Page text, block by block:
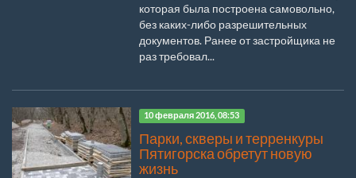
которая была построена самовольно,
без каких-либо разрешительных
документов. Ранее от застройщика не
раз требовал...
10 февраля 2016, 08:53
Парки, скверы и терренкуры
Пятигорска обретут новую
жизнь